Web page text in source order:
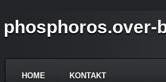
phosphoros.over-
HOME KONTAKT